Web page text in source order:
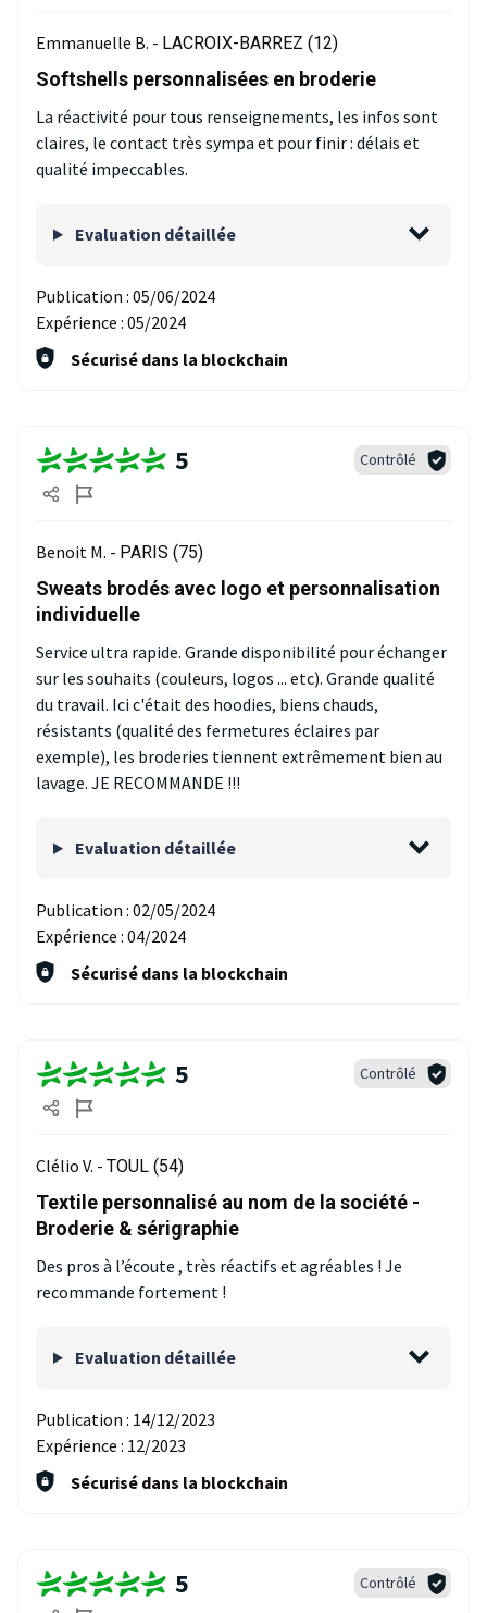
Emmanuelle B. - LACROIX-BARREZ (12)
Softshells personnalisées en broderie
La réactivité pour tous renseignements, les infos sont
claires, le contact très sympa et pour finir : délais et
qualité impeccables.
Evaluation détaillée
Publication : 05/06/2024
Expérience : 05/2024
Sécurisé dans la blockchain
5 Contrôlé
Benoit M. - PARIS (75)
Sweats brodés avec logo et personnalisation
individuelle
Service ultra rapide. Grande disponibilité pour échanger
sur les souhaits (couleurs, logos ... etc). Grande qualité
du travail. Ici c'était des hoodies, biens chauds,
résistants (qualité des fermetures éclaires par
exemple), les broderies tiennent extrêmement bien au
lavage. JE RECOMMANDE !!!
Evaluation détaillée
Publication : 02/05/2024
Expérience : 04/2024
Sécurisé dans la blockchain
5 Contrôlé
Clélio V. - TOUL (54)
Textile personnalisé au nom de la société -
Broderie & sérigraphie
Des pros à l’écoute , très réactifs et agréables ! Je
recommande fortement !
Evaluation détaillée
Publication : 14/12/2023
Expérience : 12/2023
Sécurisé dans la blockchain
5 Contrôlé